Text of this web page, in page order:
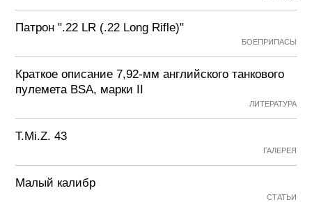
Патрон ".22 LR (.22 Long Rifle)"
БОЕПРИПАСЫ
Краткое описание 7,92-мм английского танкового
пулемета BSA, марки II
ЛИТЕРАТУРА
T.Mi.Z. 43
ГАЛЕРЕЯ
Малый калибр
СТАТЬИ